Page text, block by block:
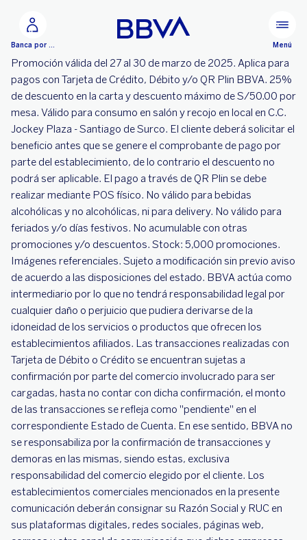
Banca por Internet Menú
Promoción válida del 27 al 30 de marzo de 2025. Aplica para
pagos con Tarjeta de Crédito, Débito y/o QR Plin BBVA. 25%
de descuento en la carta y descuento máximo de S/50.00 por
mesa. Válido para consumo en salón y recojo en local en C.C.
Jockey Plaza - Santiago de Surco. El cliente deberá solicitar el
beneficio antes que se genere el comprobante de pago por
parte del establecimiento, de lo contrario el descuento no
podrá ser aplicable. El pago a través de QR Plin se debe
realizar mediante POS físico. No válido para bebidas
alcohólicas y no alcohólicas, ni para delivery. No válido para
feriados y/o días festivos. No acumulable con otras
promociones y/o descuentos. Stock: 5,000 promociones.
Imágenes referenciales. Sujeto a modificación sin previo aviso
de acuerdo a las disposiciones del estado. BBVA actúa como
intermediario por lo que no tendrá responsabilidad legal por
cualquier daño o perjuicio que pudiera derivarse de la
idoneidad de los servicios o productos que ofrecen los
establecimientos afiliados. Las transacciones realizadas con
Tarjeta de Débito o Crédito se encuentran sujetas a
confirmación por parte del comercio involucrado para ser
cargadas, hasta no contar con dicha confirmación, el monto
de las transacciones se refleja como "pendiente" en el
correspondiente Estado de Cuenta. En ese sentido, BBVA no
se responsabiliza por la confirmación de transacciones y
demoras en las mismas, siendo estas, exclusiva
responsabilidad del comercio elegido por el cliente. Los
establecimientos comerciales mencionados en la presente
comunicación deberán consignar su Razón Social y RUC en
sus plataformas digitales, redes sociales, páginas web,